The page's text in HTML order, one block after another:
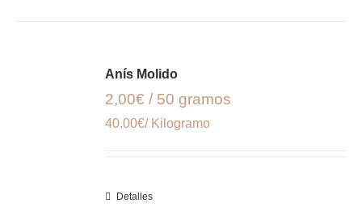
Anís Molido
2,00€ / 50 gramos
40.00€/ Kilogramo
Detalles